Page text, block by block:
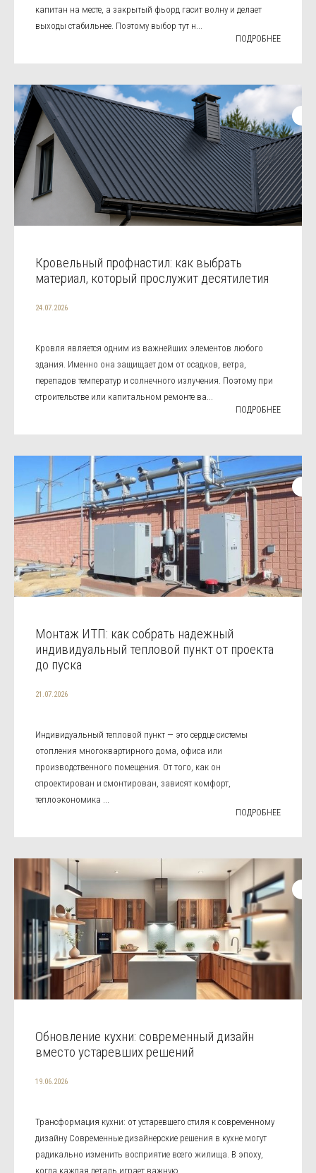
капитан на месте, а закрытый фьорд гасит волну и делает
выходы стабильнее. Поэтому выбор тут н...
ПОДРОБНЕЕ
Кровельный профнастил: как выбрать
материал, который прослужит десятилетия
24.07.2026
Кровля является одним из важнейших элементов любого
здания. Именно она защищает дом от осадков, ветра,
перепадов температур и солнечного излучения. Поэтому при
строительстве или капитальном ремонте ва...
ПОДРОБНЕЕ
Монтаж ИТП: как собрать надежный
индивидуальный тепловой пункт от проекта
до пуска
21.07.2026
Индивидуальный тепловой пункт — это сердце системы
отопления многоквартирного дома, офиса или
производственного помещения. От того, как он
спроектирован и смонтирован, зависят комфорт,
теплоэкономика ...
ПОДРОБНЕЕ
Обновление кухни: современный дизайн
вместо устаревших решений
19.06.2026
Трансформация кухни: от устаревшего стиля к современному
дизайну Современные дизайнерские решения в кухне могут
радикально изменить восприятие всего жилища. В эпоху,
когда каждая деталь играет важную ...